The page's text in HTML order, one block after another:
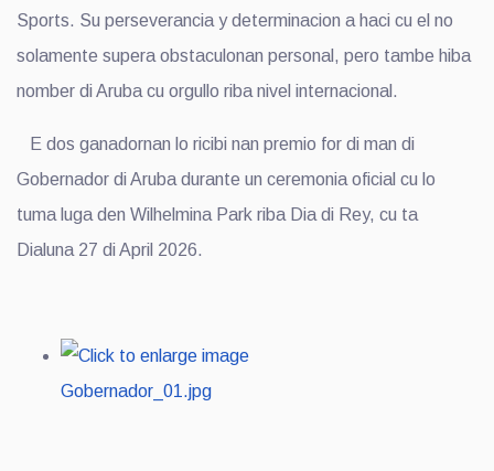
Sports. Su perseverancia y determinacion a haci cu el no
solamente supera obstaculonan personal, pero tambe hiba
nomber di Aruba cu orgullo riba nivel internacional.
E dos ganadornan lo ricibi nan premio for di man di
Gobernador di Aruba durante un ceremonia oficial cu lo
tuma luga den Wilhelmina Park riba Dia di Rey, cu ta
Dialuna 27 di April 2026.